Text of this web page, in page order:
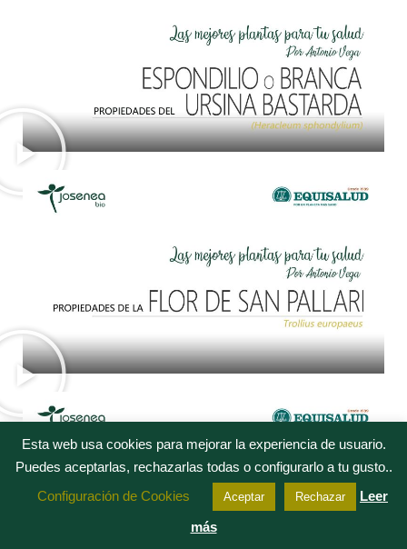
Esta web usa cookies para mejorar la experiencia de usuario.
Puedes aceptarlas, rechazarlas todas o configurarlo a tu gusto..
Configuración de Cookies
Aceptar Rechazar Leer
más